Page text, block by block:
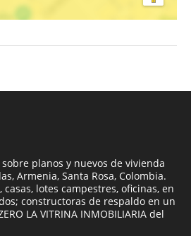
planos y nuevos de vivienda
Armenia, Santa Rosa, Colombia.
lotes campestres, oficinas, en
constructoras de respaldo en un
LA VITRINA INMOBILIARIA del